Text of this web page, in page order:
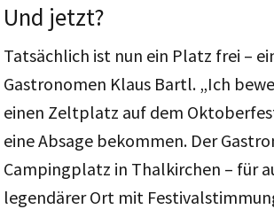
Und jetzt?
Tatsächlich ist nun ein Platz frei –
Gastronomen Klaus Bartl. „Ich
einen Zeltplatz auf dem
eine Absage bekommen. Der
Campingplatz in Thalkirchen – für
legendärer Ort mit